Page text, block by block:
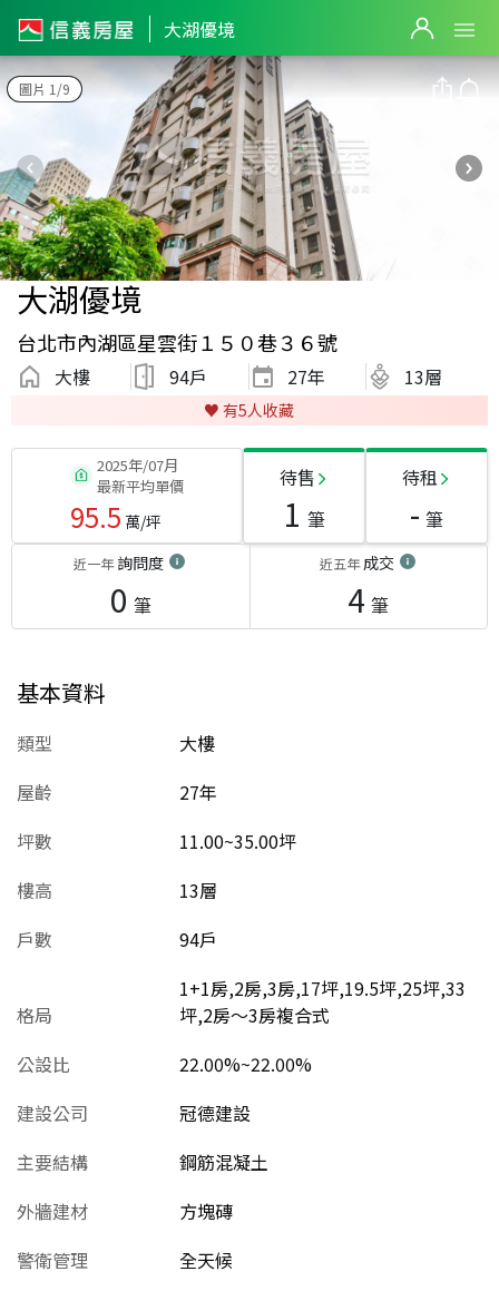
大湖優境
圖片 1/9
大湖優境
台北市內湖區星雲街１５０巷３６號
大樓 94戶 27年 13層
♥️ 有5人收藏
2025年/07月
最新平均單價
95.5 萬/坪
待售
1 筆
待租
- 筆
近一年詢問度
0 筆
近五年成交
4 筆
基本資料
類型
大樓
屋齡
27年
坪數
11.00~35.00坪
樓高
13層
戶數
94戶
格局
1+1房,2房,3房,17坪,19.5坪,25坪,33
坪,2房～3房複合式
公設比
22.00%~22.00%
建設公司
冠德建設
主要結構
鋼筋混凝土
外牆建材
方塊磚
警衛管理
全天候